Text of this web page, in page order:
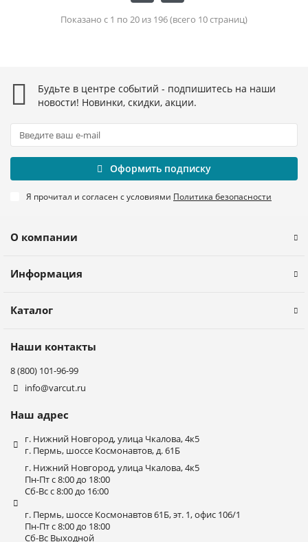
Показано с 1 по 20 из 196 (всего 10 страниц)
Будьте в центре событий - подпишитесь на наши
новости! Новинки, скидки, акции.
Оформить подписку
Я прочитал и согласен с условиями Политика безопасности
О компании
Информация
Каталог
Наши контакты
8 (800) 101-96-99
info@varcut.ru
Наш адрес
г. Нижний Новгород, улица Чкалова, 4к5
г. Пермь, шоссе Космонавтов, д. 61Б
г. Нижний Новгород, улица Чкалова, 4к5
Пн-Пт с 8:00 до 18:00
Сб-Вс с 8:00 до 16:00
г. Пермь, шоссе Космонавтов 61Б, эт. 1, офис 106/1
Пн-Пт с 8:00 до 18:00
Сб-Вс Выходной